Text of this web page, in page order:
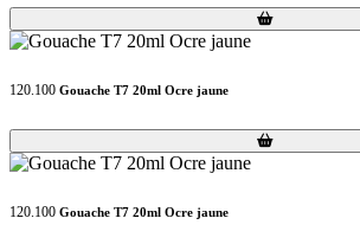
Loading...
Loading...
120.100 Gouache T7 20ml Ocre jaune
Loading...
Loading...
120.100 Gouache T7 20ml Ocre jaune